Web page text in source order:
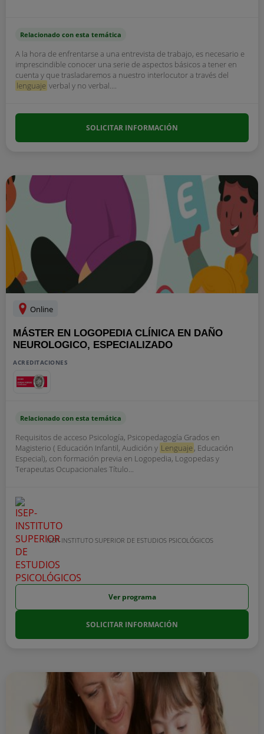
Relacionado con esta temática
A la hora de enfrentarse a una entrevista de trabajo, es necesario e
imprescindible conocer una serie de aspectos básicos a tener en
cuenta y que trasladaremos a nuestro interlocutor a través del
lenguaje verbal y no verbal....
SOLICITAR INFORMACIÓN
Online
MÁSTER EN LOGOPEDIA CLÍNICA EN DAÑO
NEUROLOGICO, ESPECIALIZADO
ACREDITACIONES
Relacionado con esta temática
Requisitos de acceso Psicología, Psicopedagogía Grados en
Magisterio ( Educación Infantil, Audición y Lenguaje, Educación
Especial), con formación previa en Logopedia, Logopedas y
Terapeutas Ocupacionales Título...
ISEP-INSTITUTO SUPERIOR DE ESTUDIOS PSICOLÓGICOS
Ver programa
SOLICITAR INFORMACIÓN